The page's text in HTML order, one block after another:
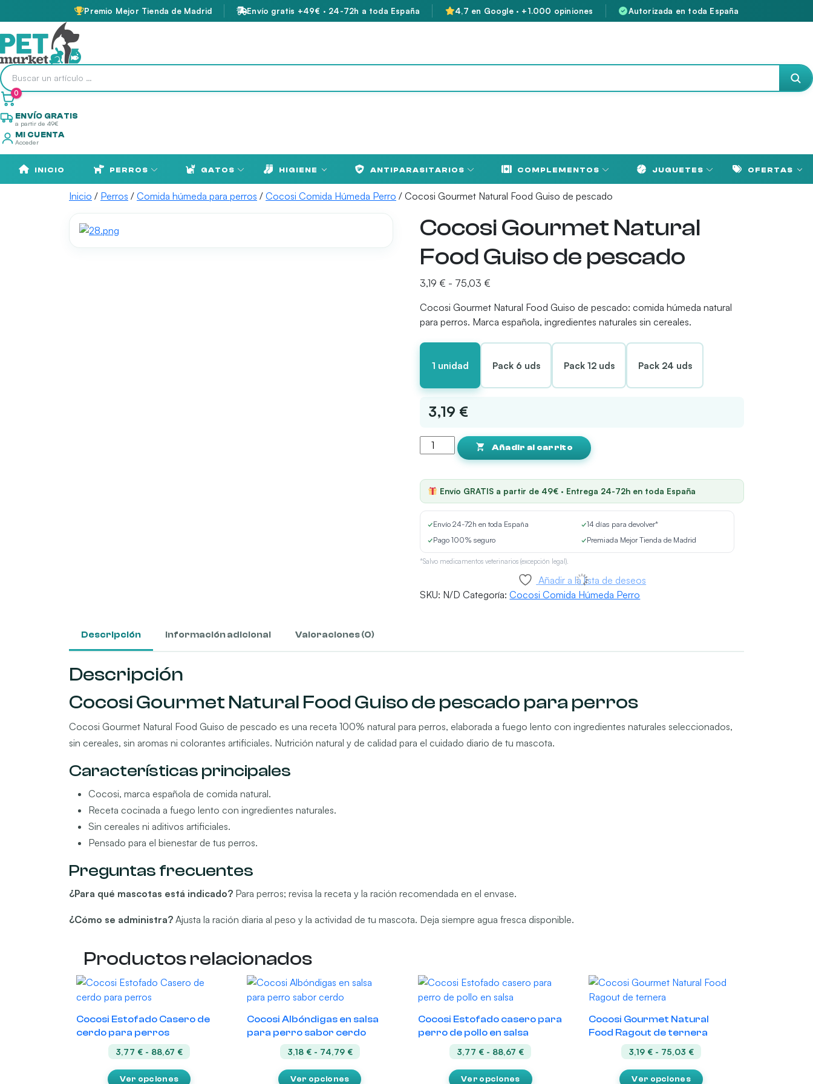
Premio Mejor Tienda de Madrid Envío gratis +49€ · 24-72h a toda España 4,7 en Google · +1.000 opiniones Autorizada en toda España
0
ENVÍO GRATIS
a partir de 49€
MI CUENTA
Acceder
INICIO PERROS GATOS HIGIENE ANTIPARASITARIOS COMPLEMENTOS JUGUETES OFERTAS
Inicio / Perros / Comida húmeda para perros / Cocosi Comida Húmeda Perro / Cocosi Gourmet Natural Food Guiso de pescado
Cocosi Gourmet Natural
Food Guiso de pescado
3,19€ - 75,03€
precios:
desde
3,19 €
75,03 €
Cocosi Gourmet Natural Food Guiso de pescado: comida húmeda natural
para perros. Marca española, ingredientes naturales sin cereales.
1 unidad Pack 6 uds Pack 12 uds Pack 24 uds
3,19 €
Cocosi
Gourmet
Food
Guiso
de
pescado
cantidad
Añadir al carrito
Envío GRATIS a partir de 49€ · Entrega 24-72h en toda España
✓Envío 24-72h en toda España ✓14 días para devolver*
✓Pago 100% seguro ✓Premiada Mejor Tienda de Madrid
*Salvo medicamentos veterinarios (excepción legal).
Añadir a la lista de deseos
SKU: N/D Categoría:Cocosi Comida Húmeda Perro
Descripción Información adicional Valoraciones (0)
Descripción
Cocosi Gourmet Natural Food Guiso de pescado para perros
Cocosi Gourmet Natural Food Guiso de pescado es una receta 100% natural para perros, elaborada a fuego lento con ingredientes naturales seleccionados,
sin cereales, sin aromas ni colorantes artificiales. Nutrición natural y de calidad para el cuidado diario de tu mascota.
Características principales
Cocosi, marca española de comida natural.
Receta cocinada a fuego lento con ingredientes naturales.
Sin cereales ni aditivos artificiales.
Pensado para el bienestar de tus perros.
Preguntas frecuentes
¿Para qué mascotas está indicado? Para perros; revisa la receta y la ración recomendada en el envase.
¿Cómo se administra? Ajusta la ración diaria al peso y la actividad de tu mascota. Deja siempre agua fresca disponible.
Productos relacionados
Cocosi Estofado Casero de
cerdo para perros
3,77 € - 88,67 €Rango
de
precios:
desde
Ver opciones
Este
producto
múltiples
variantes.
opciones
Cocosi Albóndigas en salsa
para perro sabor cerdo
3,18 € - 74,79 €Rango
de
precios:
desde
Ver opciones
Este
producto
múltiples
variantes.
opciones
Cocosi Estofado casero para
perro de pollo en salsa
3,77 € - 88,67 €Rango
de
precios:
desde
Ver opciones
Este
producto
múltiples
variantes.
opciones
Cocosi Gourmet Natural
Food Ragout de ternera
3,19 € - 75,03 €Rango
de
precios:
desde
Ver opciones
Este
producto
múltiples
opciones